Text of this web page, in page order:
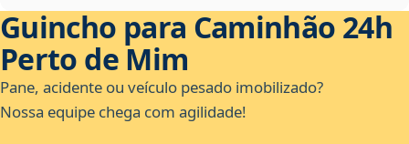
Guincho para Caminhão 24h
Perto de Mim
Pane, acidente ou veículo pesado imobilizado?
Nossa equipe chega com agilidade!